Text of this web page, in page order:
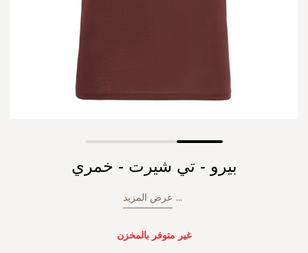
بيرو - تي شيرت - خمري
... عرض المزيد
غير متوفر بالمخزن